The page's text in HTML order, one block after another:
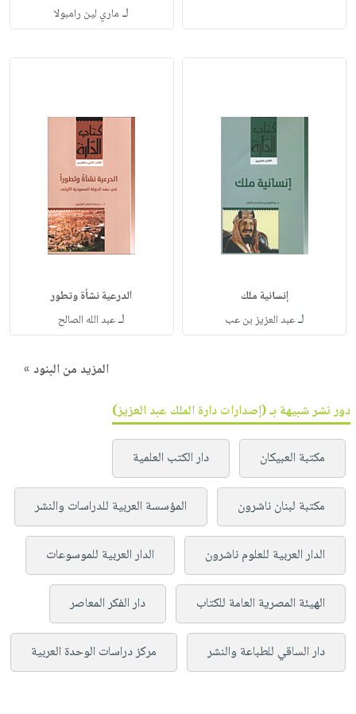
لـ ماري لين رامبولا
إنسانية ملك
لـعبد العزيز بن عب
الدرعية نشأة وتطور
لـعبد الله الصالح
المزيد من البنود »
دور نشر شبيهة بـ (إصدارات دارة الملك عبد العزيز)
مكتبة العبيكان دار الكتب العلمية
مكتبة لبنان ناشرون المؤسسة العربية للدراسات والنشر
الدار العربية للعلوم ناشرون الدار العربية للموسوعات
الهيئة المصرية العامة للكتاب دار الفكر المعاصر
دار الساقي للطباعة والنشر مركز دراسات الوحدة العربية